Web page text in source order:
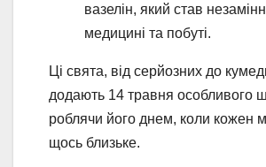
вазелін, який став
медицині та побуті.
Ці свята, від серйозних до
додають 14 травня особливого
роблячи його днем, коли кожен
щось близьке.